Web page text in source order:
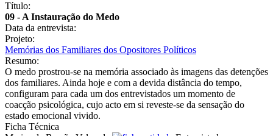
Título:
09 - A Instauração do Medo
Data da entrevista:
Projeto:
Memórias dos Familiares dos Opositores Políticos
Resumo:
O medo prostrou-se na memória associado às imagens das detenções
dos familiares. Ainda hoje e com a devida distância do tempo,
configuram para cada um dos entrevistados um momento de
coacção psicológica, cujo acto em si reveste-se da sensação do
estado emocional vivido.
Ficha Técnica